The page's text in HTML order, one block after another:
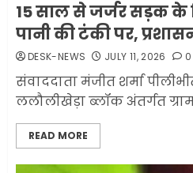
15 साल से जर्जर सड़क के
पानी की टंकी पर,
DESK-NEWS JULY 11, 2026 0
संवाददाता मंजीत शर्मा
ललौलीखेड़ा ब्लॉक अंतर्गत
READ MORE